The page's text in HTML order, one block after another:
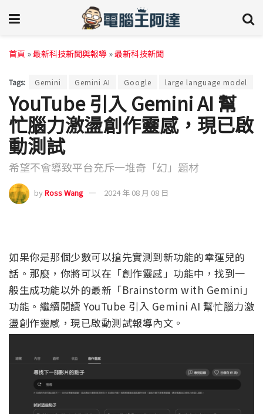
首頁 »最新科技新聞與報導 »最新科技新聞
Tags: Gemini Gemini AI Google large language model
YouTube 引入 Gemini AI 幫
忙腦力激盪創作靈感，現已啟
動測試
希望不會導致平台充斥一堆奇「幻」題材
byRoss Wang 2024 年 08 月 08 日
如果你是那個少數可以搶先實測到新功能的幸運兒的
話。那麼，你將可以在「創作靈感」功能中，找到一
般生成功能以外的最新「Brainstorm with Gemini」
功能。繼續閱讀 YouTube 引入 Gemini AI 幫忙腦力激
盪創作靈感，現已啟動測試報導內文。